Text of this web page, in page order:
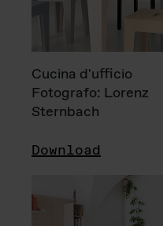
Cucina d'ufficio
Fotografo: Lorenz
Sternbach
Download